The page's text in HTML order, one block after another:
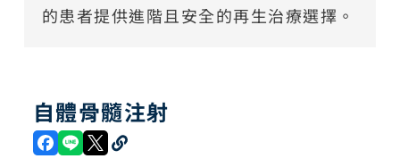
自體骨髓注射
的患者提供進階且安全的再生治療選擇。